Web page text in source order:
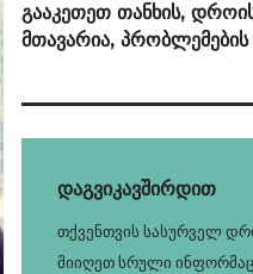
გააკეთეთ თანხის,
მთავარია, პრობლემების
დაგვიკავშირდით
თქვენთვის სასურველ
მიიღეთ სრული